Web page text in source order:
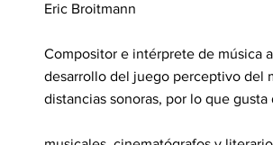
Eric Broitmann
Compositor e intérprete de música
desarrollo del juego perceptivo del
distancias sonoras, por lo que